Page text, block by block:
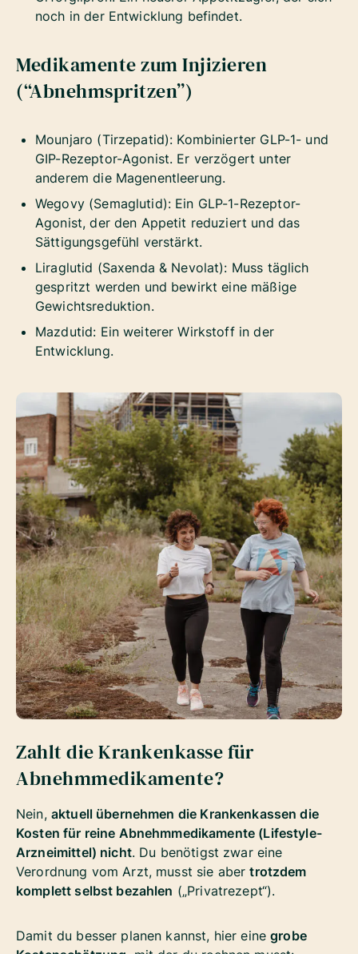
noch in der Entwicklung befindet.
Medikamente zum Injizieren
(“Abnehmspritzen”)
Mounjaro (Tirzepatid): Kombinierter GLP-1- und
GIP-Rezeptor-Agonist. Er verzögert unter
anderem die Magenentleerung.
Wegovy (Semaglutid): Ein GLP-1-Rezeptor-
Agonist, der den Appetit reduziert und das
Sättigungsgefühl verstärkt.
Liraglutid (Saxenda & Nevolat): Muss täglich
gespritzt werden und bewirkt eine mäßige
Gewichtsreduktion.
Mazdutid: Ein weiterer Wirkstoff in der
Entwicklung.
Zahlt die Krankenkasse für
Abnehmmedikamente?
Nein, aktuell übernehmen die Krankenkassen die
Kosten für reine Abnehmmedikamente (Lifestyle-
Arzneimittel) nicht. Du benötigst zwar eine
Verordnung vom Arzt, musst sie abertrotzdem
komplett selbst bezahlen („Privatrezept“).
Damit du besser planen kannst, hier einegrobe